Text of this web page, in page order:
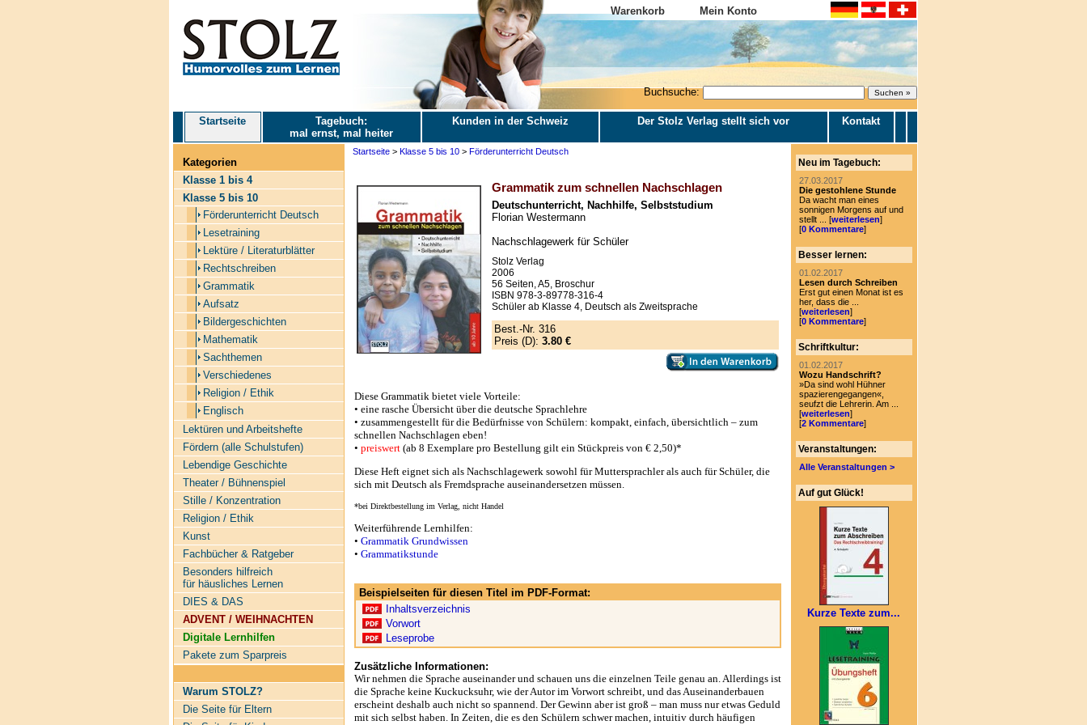
Warenkorb Mein Konto
Buchsuche:
Startseite
Tagebuch:
mal ernst, mal heiter
Kunden in der Schweiz Der Stolz Verlag stellt sich vor Kontakt
Kategorien
Klasse 1 bis 4
Klasse 5 bis 10
Förderunterricht Deutsch
Lesetraining
Lektüre / Literaturblätter
Rechtschreiben
Grammatik
Aufsatz
Bildergeschichten
Mathematik
Sachthemen
Verschiedenes
Religion / Ethik
Englisch
Lektüren und Arbeitshefte
Fördern (alle Schulstufen)
Lebendige Geschichte
Theater / Bühnenspiel
Stille / Konzentration
Religion / Ethik
Kunst
Fachbücher & Ratgeber
Besonders hilfreich
für häusliches Lernen
DIES & DAS
ADVENT / WEIHNACHTEN
Digitale Lernhilfen
Pakete zum Sparpreis
Warum STOLZ?
Die Seite für Eltern
Startseite> Klasse 5 bis 10> Förderunterricht Deutsch
Grammatik zum schnellen Nachschlagen
Deutschunterricht, Nachhilfe, Selbststudium
Florian Westermann
Nachschlagewerk für Schüler
Stolz Verlag
2006
56 Seiten, A5, Broschur
ISBN 978-3-89778-316-4
Schüler ab Klasse 4, Deutsch als Zweitsprache
Best.-Nr. 316
Preis (D): 3.80 €
Diese Grammatik bietet viele Vorteile:
• eine rasche Übersicht über die deutsche Sprachlehre
• zusammengestellt für die Bedürfnisse von Schülern: kompakt, einfach, übersichtlich – zum
schnellen Nachschlagen eben!
• preiswert(ab 8 Exemplare pro Bestellung gilt ein Stückpreis von € 2,50)*
Diese Heft eignet sich als Nachschlagewerk sowohl für Muttersprachler als auch für Schüler, die
sich mit Deutsch als Fremdsprache auseinandersetzen müssen.
*bei Direktbestellung im Verlag, nicht Handel
Weiterführende Lernhilfen:
• Grammatik Grundwissen
• Grammatikstunde
Beispielseiten für diesen Titel im PDF-Format:
Inhaltsverzeichnis
Vorwort
Leseprobe
Zusätzliche Informationen:
Wir nehmen die Sprache auseinander und schauen uns die einzelnen Teile genau an. Allerdings ist
die Sprache keine Kuckucksuhr, wie der Autor im Vorwort schreibt, und das Auseinanderbauen
erscheint deshalb auch nicht so spannend. Der Gewinn aber ist groß – man muss nur etwas Geduld
mit sich selbst haben. In Zeiten, die es den Schülern schwer machen, intuitiv durch häufigen
Neu im Tagebuch:
27.03.2017
Die gestohlene Stunde
Da wacht man eines
sonnigen Morgens auf und
stellt ... [weiterlesen]
[0 Kommentare]
Besser lernen:
01.02.2017
Lesen durch Schreiben
Erst gut einen Monat ist es
her, dass die ...
[weiterlesen]
[0 Kommentare]
Schriftkultur:
01.02.2017
Wozu Handschrift?
»Da sind wohl Hühner
spazierengegangen«,
seufzt die Lehrerin. Am ...
[weiterlesen]
[2 Kommentare]
Veranstaltungen:
Alle Veranstaltungen >
Auf gut Glück!
Kurze Texte zum...